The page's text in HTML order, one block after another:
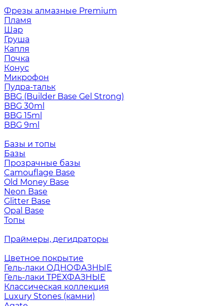
Фрезы алмазные Premium
Пламя
Шар
Груша
Капля
Почка
Конус
Микрофон
Пудра-тальк
BBG (Builder Base Gel Strong)
BBG 30ml
BBG 15ml
BBG 9ml
Базы и топы
Базы
Прозрачные базы
Camouflage Base
Old Money Base
Neon Base
Glitter Base
Opal Base
Топы
Праймеры, дегидраторы
Цветное покрытие
Гель-лаки ОДНОФАЗНЫЕ
Гель-лаки ТРЕХФАЗНЫЕ
Классическая коллекция
Luxury Stones (камни)